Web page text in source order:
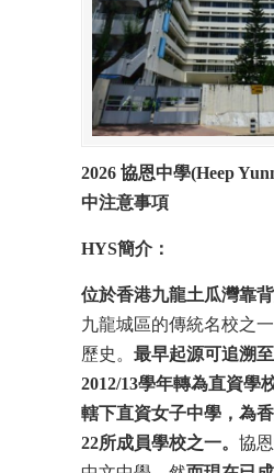
2026 協恩中學(Heep
中注意事項
HYS簡介：
位於香港九龍土瓜灣靠
九龍城區的傳統名校之
歷史。 最早起源可追溯至
2012/13學年轉為直資學
轄下直資女子中學，為
22所成員學校之一。 協